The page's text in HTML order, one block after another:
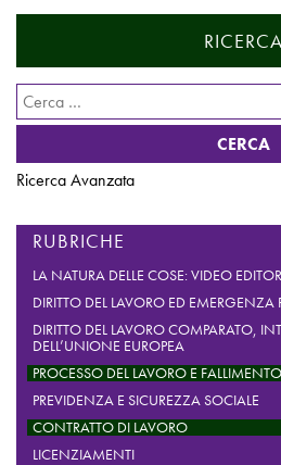
RICERCA
Ricerca
per:
Ricerca Avanzata
RUBRICHE
LA NATURA DELLE COSE: VIDEO
DIRITTO DEL LAVORO ED
DIRITTO DEL LAVORO COMPARATO,
DELL’UNIONE EUROPEA
PROCESSO DEL LAVORO E FALLIMENTO
PREVIDENZA E SICUREZZA SOCIALE
CONTRATTO DI LAVORO
LICENZIAMENTI